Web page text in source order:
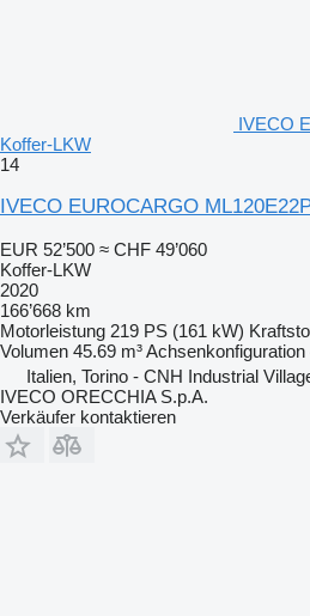
IVECO
Koffer-LKW
14
IVECO EUROCARGO
EUR 52’500 ≈ CHF 49’060
Koffer-LKW
2020
166’668 km
Motorleistung 219 PS (161 kW)
Volumen 45.69 m³Achsenkonfiguration
Italien, Torino - CNH Industrial
IVECO ORECCHIA S.p.A.
Verkäufer kontaktieren